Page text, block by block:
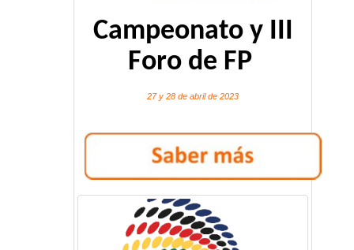
Campeonato y III
Foro de FP
27 y 28 de abril de 2023